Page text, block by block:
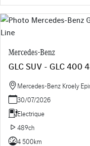
Mercedes-Benz
GLC SUV - GLC 400
Mercedes-Benz Kroely
30/07/2026
Electrique
489ch
4 500km